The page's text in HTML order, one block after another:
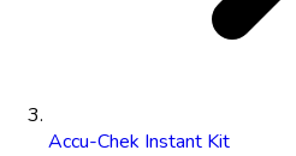
Accu-Chek Instant Kit